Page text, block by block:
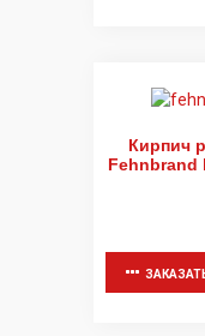
Кирпич
Fehnbrand